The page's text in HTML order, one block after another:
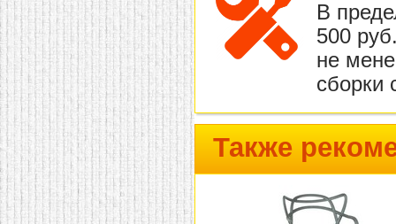
В
500
не
сборки
Также